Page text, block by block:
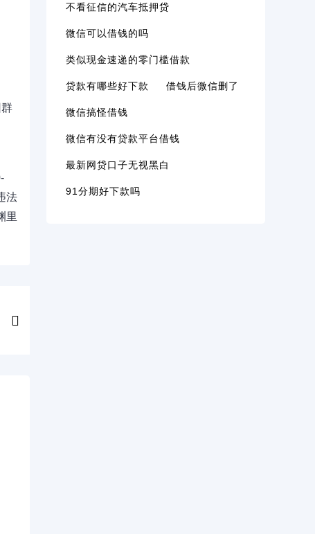
法
里
不看征信的汽车抵押贷
微信可以借钱的吗
类似现金速递的零门槛借款
贷款有哪些好下款 借钱后微信删了
微信搞怪借钱
微信有没有贷款平台借钱
最新网贷口子无视黑白
91分期好下款吗